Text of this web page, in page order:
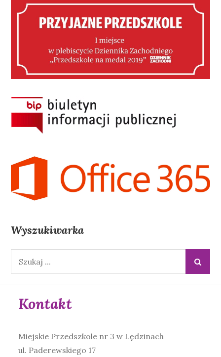
Wyszukiwarka
Kontakt
Miejskie Przedszkole nr 3 w Lędzinach
ul. Paderewskiego 17